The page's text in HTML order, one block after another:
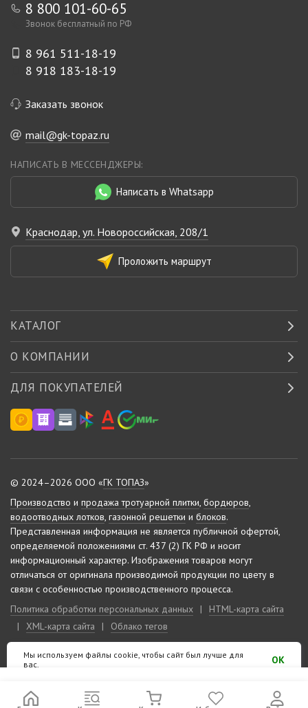
8 800 101-60-65
Звонок бесплатный по РФ
8 961 511-18-19
8 918 183-18-19
Заказать звонок
mail@gk-topaz.ru
НАПИСАТЬ В МЕССЕНДЖЕРЫ:
Написать в Whatsapp
Краснодар, ул. Новороссийская, 208/1
Проложить маршрут
КАТАЛОГ
О КОМПАНИИ
ДЛЯ ПОКУПАТЕЛЕЙ
© 2024–2026 ООО «ГК ТОПАЗ»
Производство и продажа тротуарной плитки, бордюров,
водоотводных лотков, газонной решетки и блоков.
Представленная информация не является публичной офертой,
определяемой положениями ст. 437 (2) ГК РФ и носит
информационный характер. Изображения товаров могут
отличаться от оригинала производимой продукции по цвету в
связи с особенностью производственного процесса.
Политика обработки персональных данных
|
HTML-карта сайта
|
XML-карта сайта | Облако тегов
Сделано на «10-м этаже»
Мы используем файлы cookie, чтобы сайт был лучше для
вас.
OK